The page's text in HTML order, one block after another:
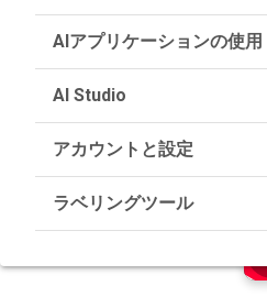
AIアプリケーションの使用
AI Studio
アカウントと設定
ラベリングツール
画像でラベリングプロジェク